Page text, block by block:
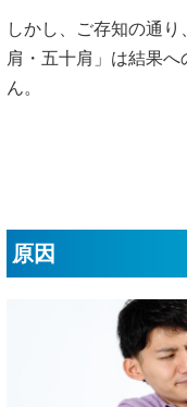
しかし、ご存知の通
肩・五十肩」は結果
ん。
原因